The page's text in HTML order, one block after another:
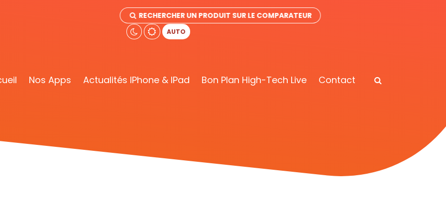
RECHERCHER UN PRODUIT SUR LE COMPARATEUR
AUTO
Nos Apps Actualités IPhone & IPad Bon Plan High-Tech Live Contact